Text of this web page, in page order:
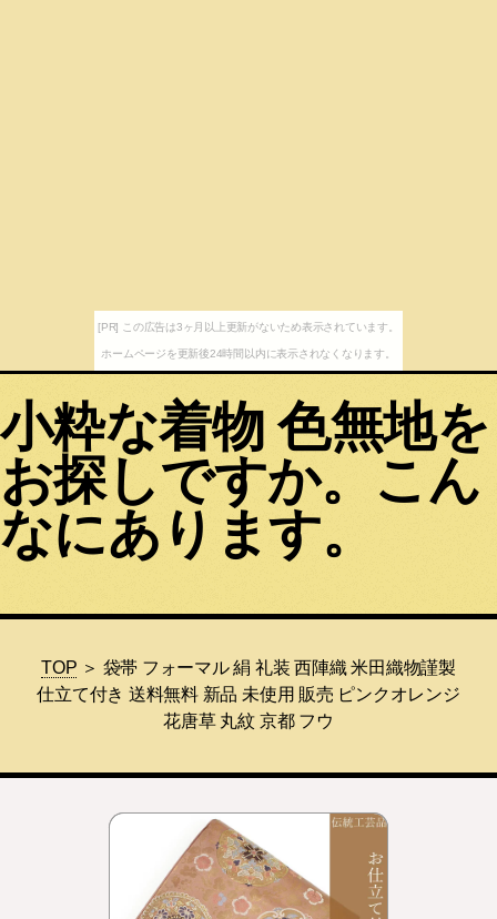
[PR] この広告は3ヶ月以上更新がないため表示されています。
ホームページを更新後24時間以内に表示されなくなります。
小粋な着物 色無地を
お探しですか。こん
なにあります。
TOP ＞ 袋帯 フォーマル 絹 礼装 西陣織 米田織物謹製
仕立て付き 送料無料 新品 未使用 販売 ピンクオレンジ
花唐草 丸紋 京都 フウ